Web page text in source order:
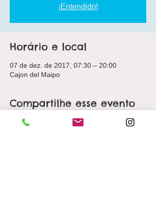
¡Entendido!
Horário e local
07 de dez. de 2017, 07:30 – 20:00
Cajon del Maipo
Compartilhe esse evento